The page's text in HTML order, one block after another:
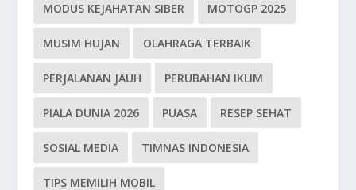
MODUS KEJAHATAN SIBER MOTOGP 2025
MUSIM HUJAN OLAHRAGA TERBAIK
PERJALANAN JAUH PERUBAHAN IKLIM
PIALA DUNIA 2026 PUASA RESEP SEHAT
SOSIAL MEDIA TIMNAS INDONESIA
TIPS MEMILIH MOBIL